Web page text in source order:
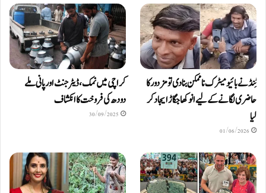
ٹِنڈ نے بائیومیٹرک ناممکن بنا دی تو مزدور کا
حاضری لگانے کے لیے انوکھا جگاڑ ایجاد کر
لیا
01/06/2026
کراچی میں نمک، ڈیٹرجنٹ اور پانی ملے
دودھ کی فروخت کا انکشاف
30/09/2025